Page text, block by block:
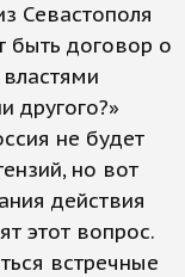
Севастополя
быть договор о
другого?»
не будет
но вот
действия
этот вопрос.
встречные